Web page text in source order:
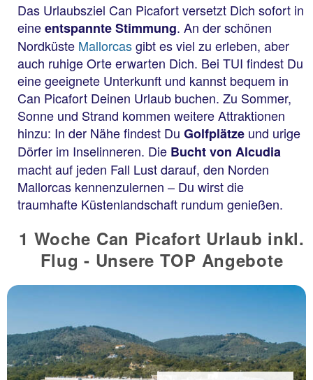
Das Urlaubsziel Can Picafort versetzt Dich sofort in
eineentspannte Stimmung. An der schönen
Nordküste Mallorcasgibt es viel zu erleben, aber
auch ruhige Orte erwarten Dich. Bei TUI findest Du
eine geeignete Unterkunft und kannst bequem in
Can Picafort Deinen Urlaub buchen. Zu Sommer,
Sonne und Strand kommen weitere Attraktionen
hinzu: In der Nähe findest Du Golfplätze und urige
Dörfer im Inselinneren. Die Bucht von Alcudia
macht auf jeden Fall Lust darauf, den Norden
Mallorcas kennenzulernen – Du wirst die
traumhafte Küstenlandschaft rundum genießen.
1 Woche Can Picafort Urlaub inkl.
Flug - Unsere TOP Angebote